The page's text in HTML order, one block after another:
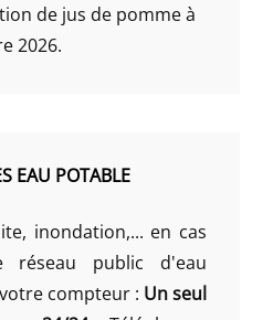
de jus de pomme à
2026.
EAU POTABLE
inondation,... en cas
réseau public d'eau
compteur : Un seul